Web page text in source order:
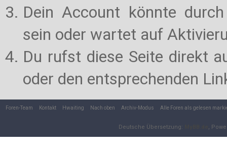
Dein Account könnte
sein oder wartet auf
Du rufst diese Seite direkt
oder den entsprechenden
Foren-Team Kontakt Hwaiting Nach oben Archiv-Modus Alle Foren als gelesen
Deutsche Übersetzung: ,